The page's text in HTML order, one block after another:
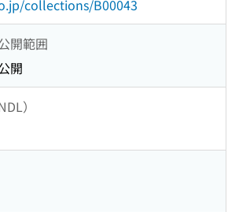
collections/B00043
開範囲
開
）